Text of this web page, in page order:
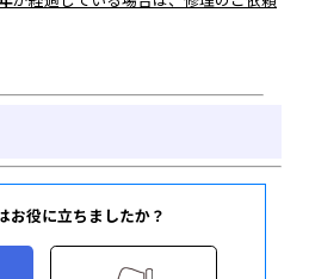
お役に立ちましたか？